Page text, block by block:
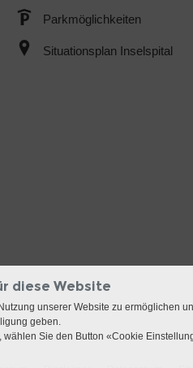
Parkmöglichkeiten
Situationsplan Inselspital
diese Website
unserer Website zu ermöglichen
geben.
Sie den Button «Cookie